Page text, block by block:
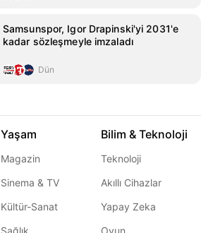
Samsunspor, Igor Drapinski'yi 2031'e
kadar sözleşmeyle imzaladı
Dün
Yaşam
Magazin
Sinema & TV
Kültür-Sanat
Sağlık
Bilim & Teknoloji
Teknoloji
Akıllı Cihazlar
Yapay Zeka
Oyun